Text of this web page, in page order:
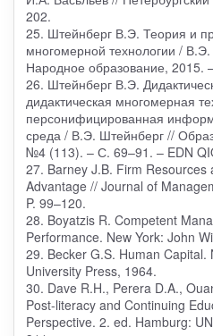
202.
25. Штейнберг В.Э. Теория и
многомерной технологии /
Народное образование, 2015.
26. Штейнберг В.Э.
дидактическая многомерная
персонифицированная
среда / В.Э. Штейнберг //
№4 (113). – С. 69–91. – EDN
27. Barney J.B. Firm Resources
Advantage // Journal of
P. 99–120.
28. Boyatzis R. Competent
Performance. New York: John
29. Becker G.S. Human Capital.
University Press, 1964.
30. Dave R.H., Perera D.A.,
Post-literacy and Continuing
Perspective. 2. ed. Hamburg: